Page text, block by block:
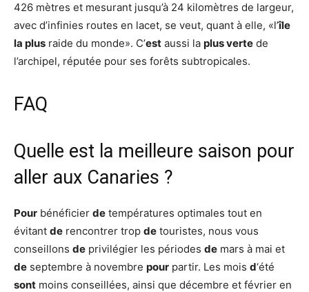
426 mètres et mesurant jusqu’à 24 kilomètres de largeur,
avec d’infinies routes en lacet, se veut, quant à elle, «l’île
la plus raide du monde». C’est aussi la plus verte de
l’archipel, réputée pour ses forêts subtropicales.
FAQ
Quelle est la meilleure saison pour
aller aux Canaries ?
Pour bénéficier de températures optimales tout en
évitant de rencontrer trop de touristes, nous vous
conseillons de privilégier les périodes de mars à mai et
de septembre à novembre pour partir. Les mois d‘été
sont moins conseillées, ainsi que décembre et février en